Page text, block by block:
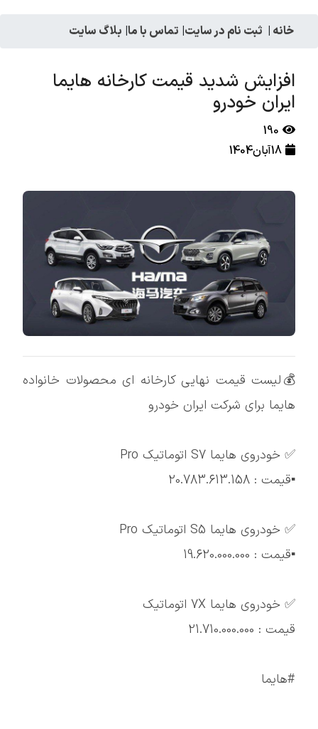
خانه | ثبت نام در سایت| تماس با ما| بلاگ سایت
افزایش شدید قیمت کارخانه هایما
ایران خودرو
190
18آبان1404
💰لیست قیمت نهایی کارخانه ای محصولات خانواده
هایما برای شرکت ایران خودرو
✅ خودروی هایما S7 اتوماتيک Pro
▪️قیمت : 20.783.613.158
✅ خودروی هایما S5 اتوماتيک Pro
▪️قیمت : 19.620.000.000
✅ خودروی هایما 7X اتوماتيک
قیمت : 21.710.000.000
#هایما